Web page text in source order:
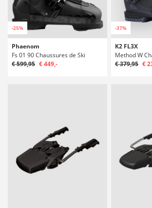
-25%
Phaenom
Fs 01 90 Chaussures de Ski
€ 599,95 € 449,-
-37%
K2 FL3X
Method W
€ 379,95 €